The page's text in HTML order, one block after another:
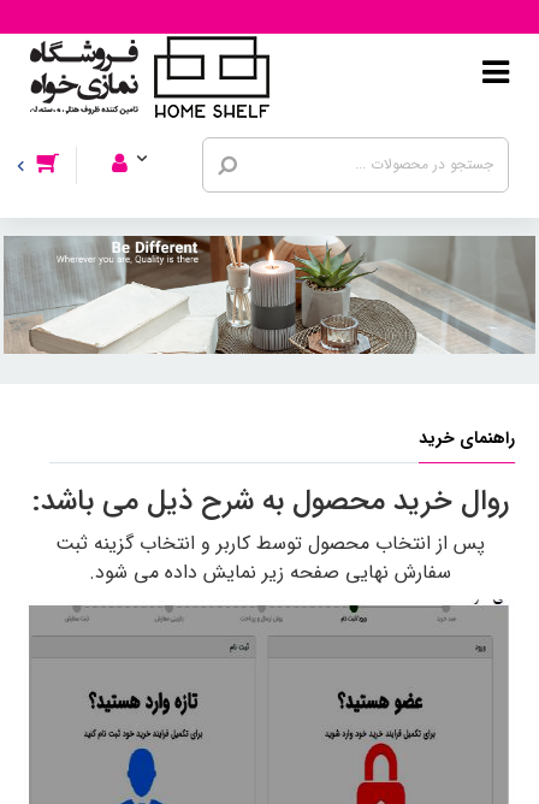
راهنمای خرید
روال خرید محصول به شرح ذیل می باشد:
پس از انتخاب محصول توسط کاربر و انتخاب گزینه ثبت
سفارش نهایی صفحه زیر نمایش داده می شود.